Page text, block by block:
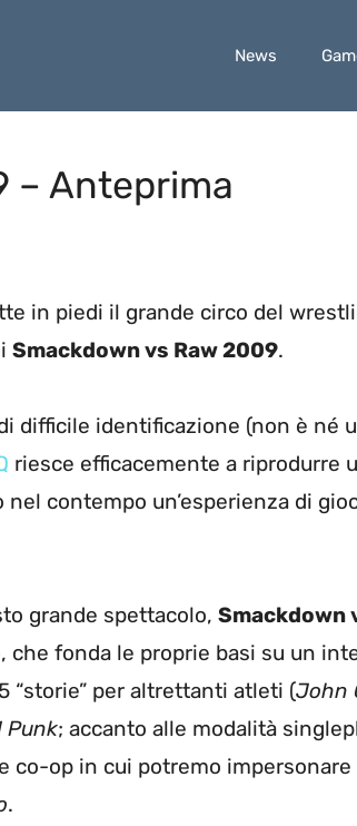
News
– Anteprima
in piedi il grande circo del
Smackdown vs Raw 2009.
difficile identificazione (non è né
riesce efficacemente a riprodurre
contempo un’esperienza di
grande spettacolo, Smackdown
fonda le proprie basi su un
“storie” per altrettanti atleti (John
Punk; accanto alle modalità
co-op in cui potremo impersonare
.